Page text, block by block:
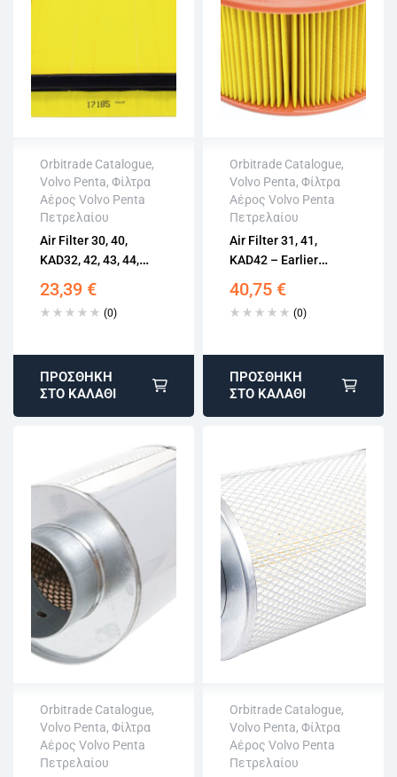
Orbitrade Catalogue,
Volvo Penta, Φίλτρα
Αέρος Volvo Penta
Πετρελαίου
Air Filter 30, 40,
KAD32, 42, 43, 44,
FRG17185
23,39 €
(0)
Άμεση αποστολή
Επιστροφή εντός
Αγορά χωρίς
εγγραφή
ΠΡΟΣΘΉΚΗ
ΣΤΟ ΚΑΛΆΘΙ
Orbitrade Catalogue,
Volvo Penta, Φίλτρα
Αέρος Volvo Penta
Πετρελαίου
Air Filter 31, 41,
KAD42 – Earlier
FRG17488
40,75 €
(0)
Άμεση αποστολή
Επιστροφή εντός
Αγορά χωρίς
εγγραφή
ΠΡΟΣΘΉΚΗ
ΣΤΟ ΚΑΛΆΘΙ
Orbitrade Catalogue,
Volvo Penta, Φίλτρα
Αέρος Volvo Penta
Πετρελαίου
Άμεση αποστολή
Επιστροφή εντός
Orbitrade Catalogue,
Volvo Penta, Φίλτρα
Αέρος Volvo Penta
Πετρελαίου
Άμεση αποστολή
Επιστροφή εντός